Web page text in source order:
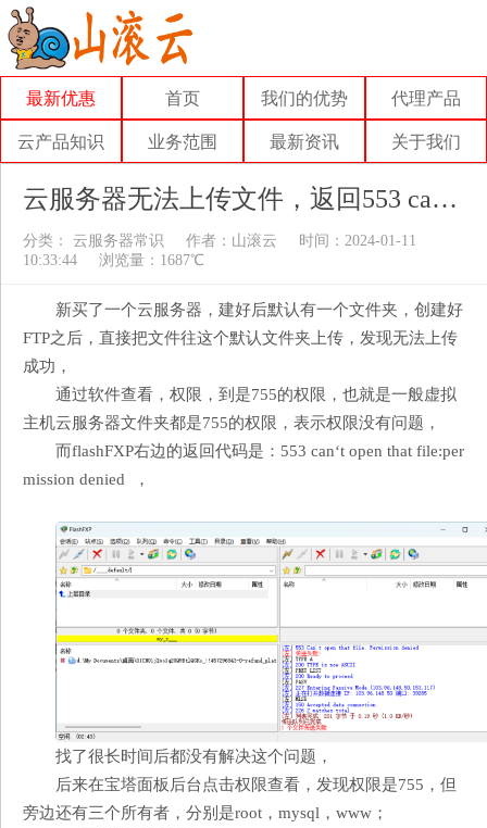
最新优惠 首页 我们的优势 代理产品
云产品知识 业务范围 最新资讯 关于我们
云服务器无法上传文件，返回553 can‘t open that file:permission denied
分类： 云服务器常识 作者： 山滚云
时间：2024-01-11
10:33:44
浏览量：1687℃
新买了一个云服务器，建好后默认有一个文件夹，创建好
FTP之后，直接把文件往这个默认文件夹上传，发现无法上传
成功，
通过软件查看，权限，到是755的权限，也就是一般虚拟
主机云服务器文件夹都是755的权限，表示权限没有问题，
而flashFXP右边的返回代码是：553 can‘t open that file:per
mission denied ，
找了很长时间后都没有解决这个问题，
后来在宝塔面板后台点击权限查看，发现权限是755，但
旁边还有三个所有者，分别是root，mysql，www；